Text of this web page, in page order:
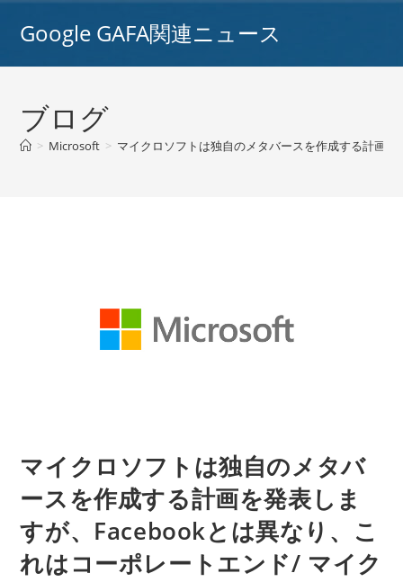
Google GAFA関連ニュース
ブログ
> Microsoft > マイクロソフトは独自のメタバースを作成する計画
マイクロソフトは独自のメタバ
ースを作成する計画を発表しま
すが、Facebookとは異なり、こ
れはコーポレートエンド/ マイク